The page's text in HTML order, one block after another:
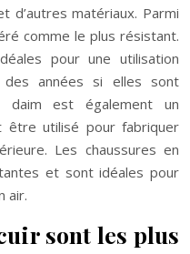
d’autres matériaux. Parmi
comme le plus résistant.
pour une utilisation
années si elles sont
daim est également un
utilisé pour fabriquer
Les chaussures en
et sont idéales pour
air.
sont les plus